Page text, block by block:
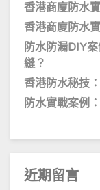
香港商廈防水
香港商廈防水
防水防漏DIY
縫？
香港防水秘技
防水實戰案例
近期留言